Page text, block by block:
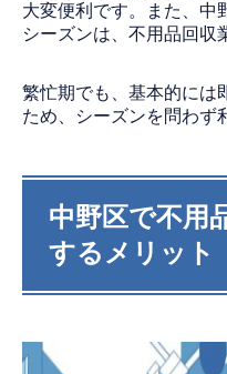
大変便利です。また、中
シーズンは、不用品回収
繁忙期でも、基本的には
ため、シーズンを問わず
中野区で不用
するメリット